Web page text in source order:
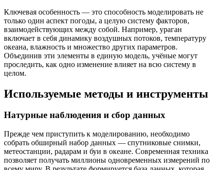
Ключевая особенность — это способность моделировать не
только один аспект погоды, а целую систему факторов,
взаимодействующих между собой. Например, ураган
включает в себя динамику воздушных потоков, температуру
океана, влажность и множество других параметров.
Объединив эти элементы в единую модель, учёные могут
проследить, как одно изменение влияет на всю систему в
целом.
Используемые методы и инструменты
Натурные наблюдения и сбор данных
Прежде чем приступить к моделированию, необходимо
собрать обширный набор данных — спутниковые снимки,
метеостанции, радарам и буи в океане. Современная техника
позволяет получать миллионы одновременных измерений по